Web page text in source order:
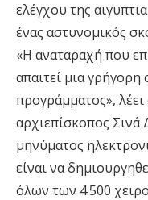
ελέγχου της
ένας αστυνομικός
«Η αναταραχή που
απαιτεί μια
προγράμματος»,
αρχιεπίσκοπος
μηνύματος
είναι να
όλων των 4.500